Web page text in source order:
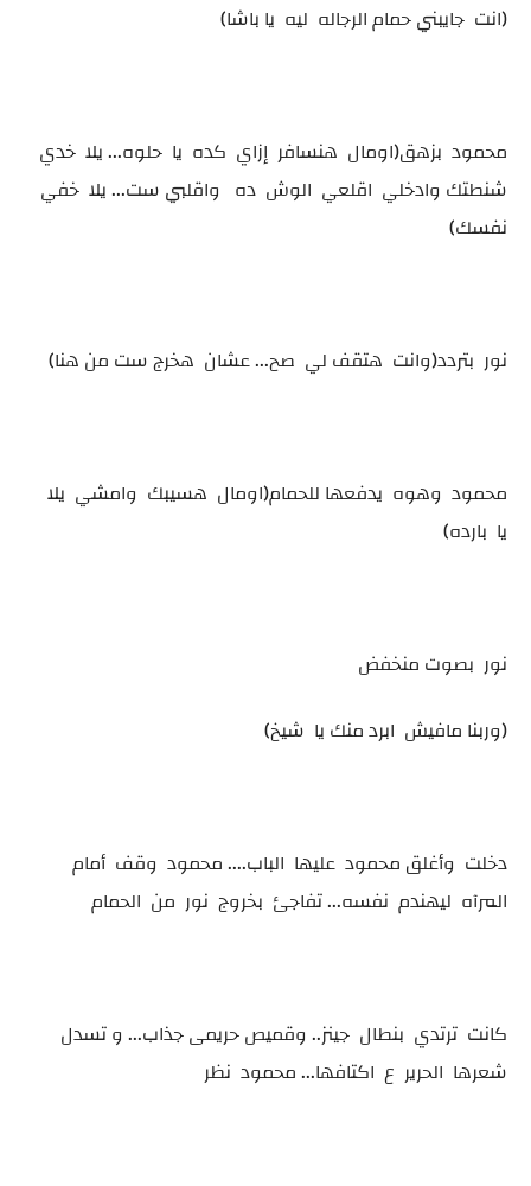
(انت جايبني حمام الرجاله ليه يا باشا)
محمود بزهق(اومال هنسافر إزاي كده يا حلوه... يلا خدي
شنطتك وادخلي اقلعي الوش ده واقلبي ست... يلا خفي
نفسك)
نور بتردد(وانت هتقف لي صح... عشان هخرج ست من هنا)
محمود وهوه يدفعها للحمام(اومال هسيبك وامشي يلا
يا بارده)
نور بصوت منخفض
(وربنا مافيش ابرد منك يا شيخ)
دخلت وأغلق محمود عليها الباب.... محمود وقف أمام
المرآه ليهندم نفسه... تفاجئ بخروج نور من الحمام
كانت ترتدي بنطال جينز.. وقميص حريمى جذاب... و تسدل
شعرها الحرير ع اكتافها... محمود نظر